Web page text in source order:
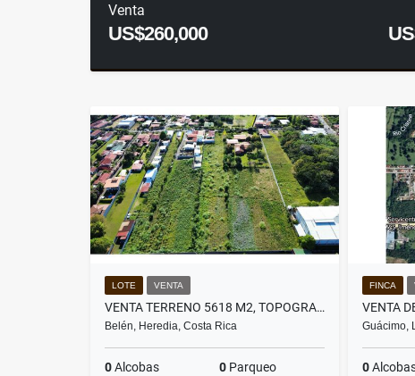
Venta
US$260,000
LOTE VENTA
VENTA TERRENO 5618 M2, TOPOGRAFÍA PLANA, BELÉN, HEREDIA
Belén, Heredia, Costa Rica
0Alcobas 0 Parqueo
FINCA
Guácimo,
0